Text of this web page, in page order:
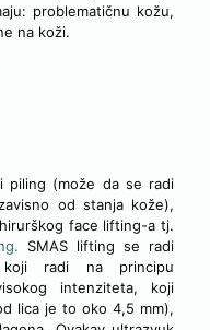
problematičnu kožu,
na koži.
piling (može da se radi
od stanja kože),
face lifting-a tj.
SMAS lifting se radi
koji radi na principu
intenziteta, koji
lica je to oko 4,5 mm),